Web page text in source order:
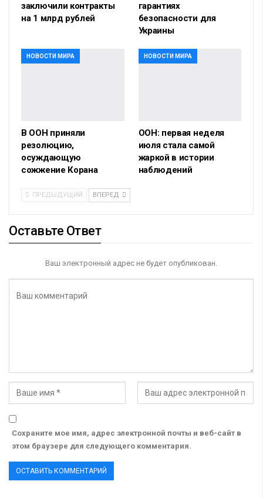
заключили контракты
на 1 млрд рублей
гарантиях
безопасности для
Украины
НОВОСТИ МИРА
В ООН приняли
резолюцию,
осуждающую
сожжение Корана
НОВОСТИ МИРА
ООН: первая неделя
июля стала самой
жаркой в истории
наблюдений
ПРЕДЫДУЩИЙ ВПЕРЕД
Оставьте Ответ
Ваш электронный адрес не будет опубликован.
Сохраните мое имя, адрес электронной почты и веб-сайт в
этом браузере для следующего комментария.